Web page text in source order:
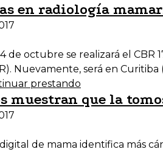
en radiología
de octubre se realizará el
Nuevamente, será en
prestando
muestran que la
de mama identifica más